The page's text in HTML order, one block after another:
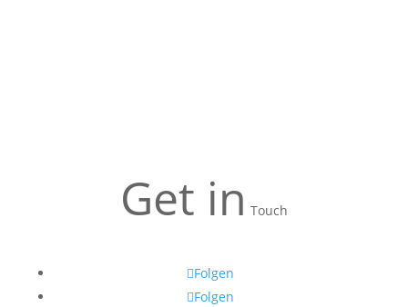
Get in Touch
Folgen
Folgen